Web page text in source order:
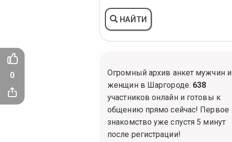
НАЙТИ
Огромный архив анкет мужчин и
женщин в Шаргороде. 638
участников онлайн и готовы к
общению прямо сейчас! Первое
знакомство уже спустя 5 минут
после регистрации!
0